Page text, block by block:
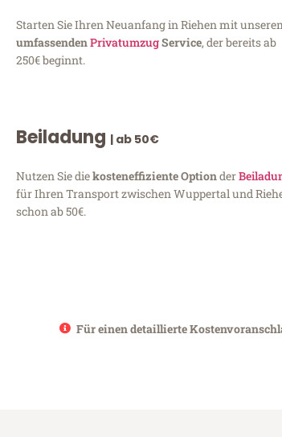
Starten Sie Ihren Neuanfang in Riehen mit
umfassendenPrivatumzugService, der bereits ab
250€ beginnt.
Beiladung | ab 50€
Nutzen Sie diekosteneffiziente Optionder
für Ihren Transport zwischen Wuppertal und
schon ab 50€.
Für einen detaillierte